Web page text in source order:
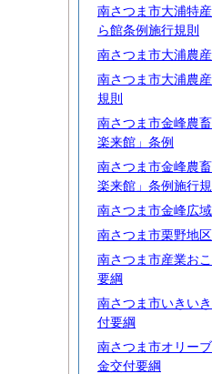
南さつま市大浦特
ら館条例施行規則
南さつま市大浦農
南さつま市大浦農
規則
南さつま市金峰農
楽来館」条例
南さつま市金峰農
楽来館」条例施行
南さつま市金峰広
南さつま市栗野地
南さつま市産業お
要綱
南さつま市いきい
付要綱
南さつま市オリー
金交付要綱